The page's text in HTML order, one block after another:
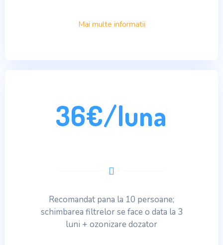
Mai multe informatii
36€/luna
Recomandat pana la 10 persoane;
schimbarea filtrelor se face o data la 3
luni + ozonizare dozator